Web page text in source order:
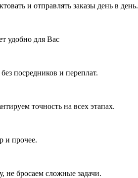
и отправлять заказы день в день.
удобно для Вас
посредников и переплат.
точность на всех этапах.
и прочее.
не бросаем сложные задачи.